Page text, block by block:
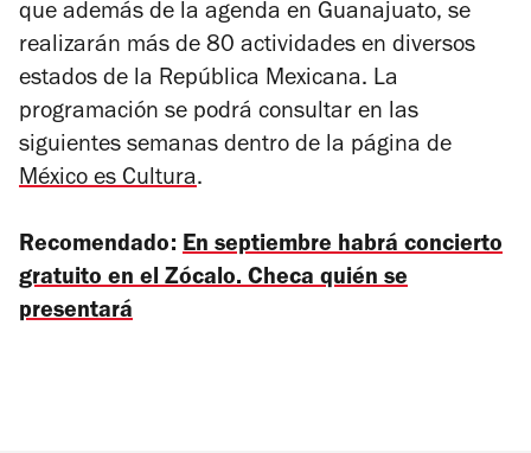
que además de la agenda en Guanajuato, se
realizarán más de 80 actividades en diversos
estados de la República Mexicana. La
programación se podrá consultar en las
siguientes semanas dentro de la página de
México es Cultura.
Recomendado: En septiembre habrá concierto
gratuito en el Zócalo. Checa quién se
presentará